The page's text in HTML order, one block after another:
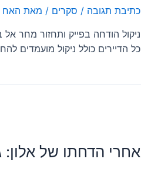
כתיבת תגובה / סקרים / מאת האח
ניקול הודחה בפייק ותחזור מחר
כל הדיירים כולל ניקול מועמדים
אחרי הדחתו של אלון: